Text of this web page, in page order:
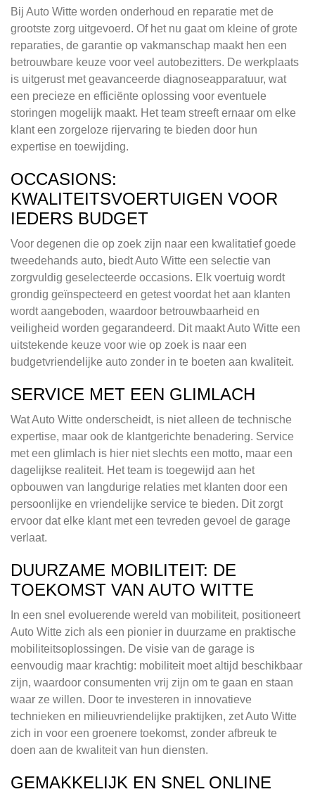
Bij Auto Witte worden onderhoud en reparatie met de
grootste zorg uitgevoerd. Of het nu gaat om kleine of grote
reparaties, de garantie op vakmanschap maakt hen een
betrouwbare keuze voor veel autobezitters. De werkplaats
is uitgerust met geavanceerde diagnoseapparatuur, wat
een precieze en efficiënte oplossing voor eventuele
storingen mogelijk maakt. Het team streeft ernaar om elke
klant een zorgeloze rijervaring te bieden door hun
expertise en toewijding.
OCCASIONS:
KWALITEITSVOERTUIGEN VOOR
IEDERS BUDGET
Voor degenen die op zoek zijn naar een kwalitatief goede
tweedehands auto, biedt Auto Witte een selectie van
zorgvuldig geselecteerde occasions. Elk voertuig wordt
grondig geïnspecteerd en getest voordat het aan klanten
wordt aangeboden, waardoor betrouwbaarheid en
veiligheid worden gegarandeerd. Dit maakt Auto Witte een
uitstekende keuze voor wie op zoek is naar een
budgetvriendelijke auto zonder in te boeten aan kwaliteit.
SERVICE MET EEN GLIMLACH
Wat Auto Witte onderscheidt, is niet alleen de technische
expertise, maar ook de klantgerichte benadering. Service
met een glimlach is hier niet slechts een motto, maar een
dagelijkse realiteit. Het team is toegewijd aan het
opbouwen van langdurige relaties met klanten door een
persoonlijke en vriendelijke service te bieden. Dit zorgt
ervoor dat elke klant met een tevreden gevoel de garage
verlaat.
DUURZAME MOBILITEIT: DE
TOEKOMST VAN AUTO WITTE
In een snel evoluerende wereld van mobiliteit, positioneert
Auto Witte zich als een pionier in duurzame en praktische
mobiliteitsoplossingen. De visie van de garage is
eenvoudig maar krachtig: mobiliteit moet altijd beschikbaar
zijn, waardoor consumenten vrij zijn om te gaan en staan
waar ze willen. Door te investeren in innovatieve
technieken en milieuvriendelijke praktijken, zet Auto Witte
zich in voor een groenere toekomst, zonder afbreuk te
doen aan de kwaliteit van hun diensten.
GEMAKKELIJK EN SNEL ONLINE